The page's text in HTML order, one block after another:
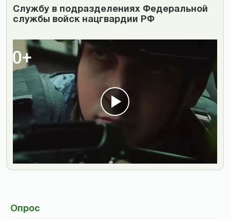
Cлужбу в подразделениях Федеральной
службы войск нацгвардии РФ
Опрос